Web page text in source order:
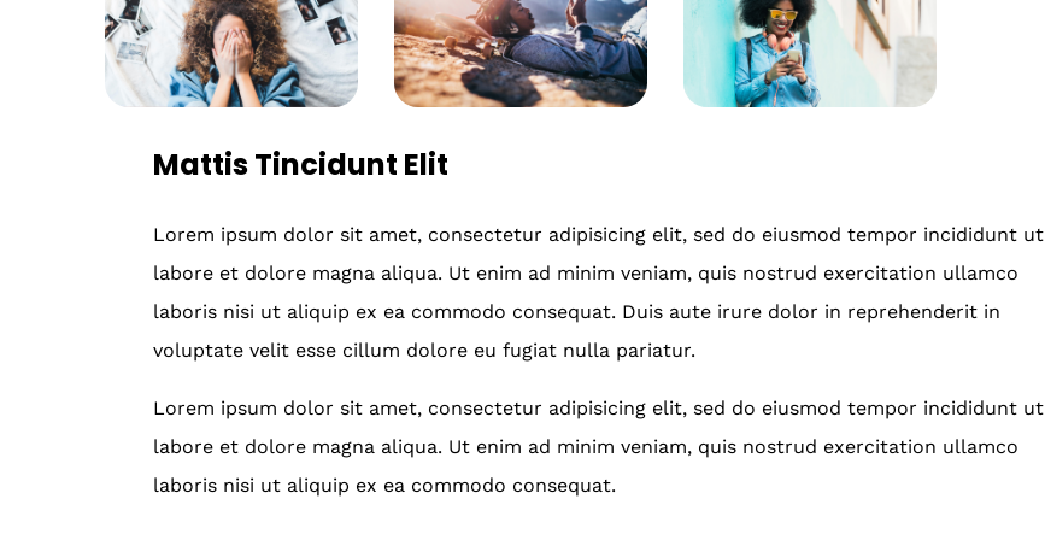
Mattis Tincidunt Elit
Lorem ipsum dolor sit amet, consectetur adipisicing elit, sed do eiusmod tempor incididunt ut
labore et dolore magna aliqua. Ut enim ad minim veniam, quis nostrud exercitation ullamco
laboris nisi ut aliquip ex ea commodo consequat. Duis aute irure dolor in reprehenderit in
voluptate velit esse cillum dolore eu fugiat nulla pariatur.
Lorem ipsum dolor sit amet, consectetur adipisicing elit, sed do eiusmod tempor incididunt ut
labore et dolore magna aliqua. Ut enim ad minim veniam, quis nostrud exercitation ullamco
laboris nisi ut aliquip ex ea commodo consequat.